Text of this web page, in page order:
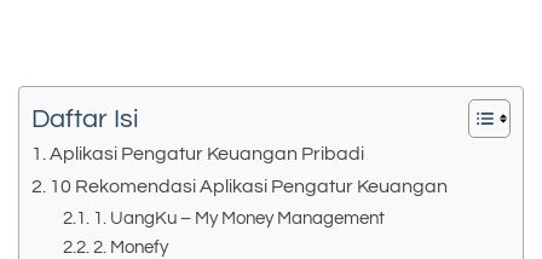
Daftar Isi
Aplikasi Pengatur Keuangan Pribadi
10 Rekomendasi Aplikasi Pengatur Keuangan
1. UangKu – My Money Management
2. Monefy